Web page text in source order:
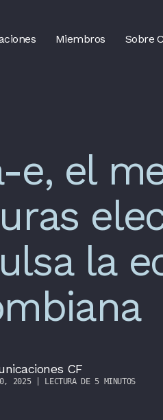
Miembros Sobre
e, el
la
CF
2025 | LECTURA DE 5 MINUTOS